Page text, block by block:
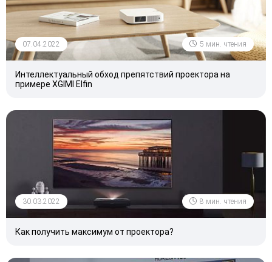
07.04.2022 5 мин. чтения
Интеллектуальный обход препятствий проектора на
примере XGIMI Elfin
30.03.2022 8 мин. чтения
Как получить максимум от проектора?